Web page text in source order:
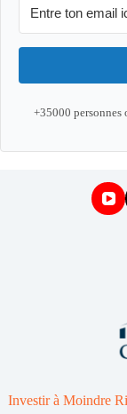
+35000 personnes
Investir à Moindre